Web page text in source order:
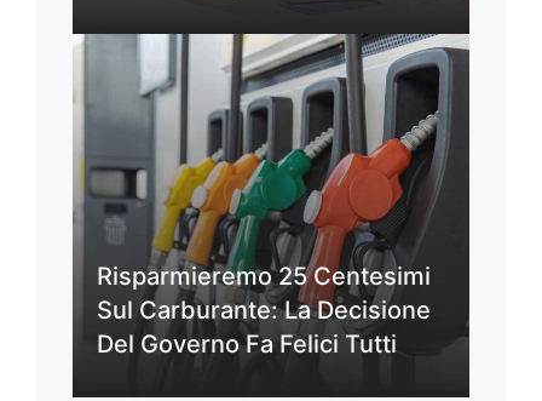
Risparmieremo 25 Centesimi
Sul Carburante: La Decisione
Del Governo Fa Felici Tutti